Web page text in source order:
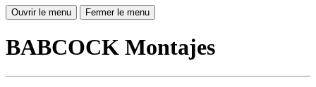
Ouvrir le menu Fermer le menu
BABCOCK Montajes